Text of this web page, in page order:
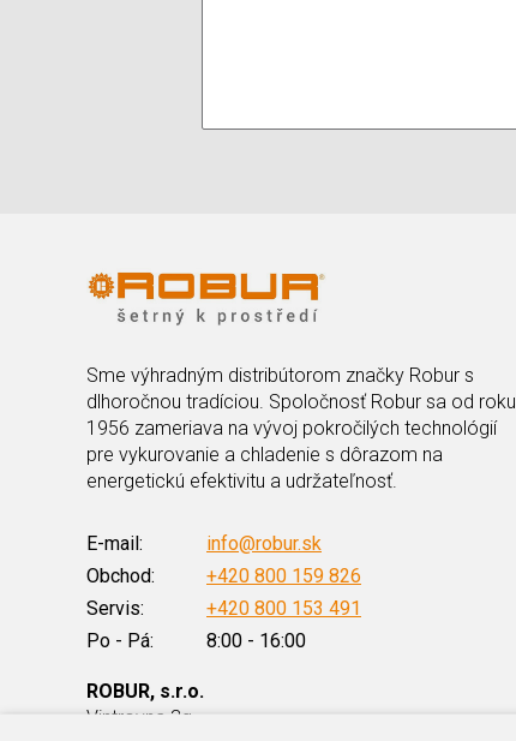
Sme výhradným distribútorom značky Robur s
dlhoročnou tradíciou. Spoločnosť Robur sa od roku
1956 zameriava na vývoj pokročilých technológií
pre vykurovanie a chladenie s dôrazom na
energetickú efektivitu a udržateľnosť.
E-mail:
info@robur.sk
Obchod:
+420 800 159 826
Servis:
+420 800 153 491
Po - Pá:
8:00 - 16:00
ROBUR, s.r.o.
Vintrovna 3g